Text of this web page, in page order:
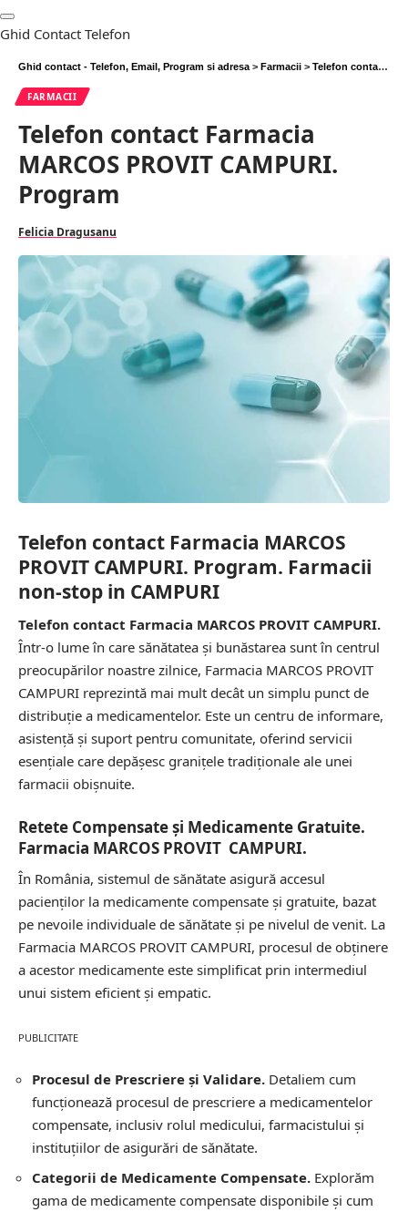
Ghid Contact Telefon
Ghid contact - Telefon, Email, Program si adresa > Farmacii > Telefon contact Farmacia MARCOS PROVIT CAMPURI. Program
FARMACII
Telefon contact Farmacia
MARCOS PROVIT CAMPURI.
Program
Felicia Dragusanu
Telefon contact Farmacia MARCOS
PROVIT CAMPURI. Program. Farmacii
non-stop in CAMPURI
Telefon contact Farmacia MARCOS PROVIT CAMPURI.
Într-o lume în care sănătatea și bunăstarea sunt în centrul
preocupărilor noastre zilnice, Farmacia MARCOS PROVIT
CAMPURI reprezintă mai mult decât un simplu punct de
distribuție a medicamentelor. Este un centru de informare,
asistență și suport pentru comunitate, oferind servicii
esențiale care depășesc granițele tradiționale ale unei
farmacii obișnuite.
Retete Compensate și Medicamente Gratuite.
Farmacia MARCOS PROVIT CAMPURI.
În România, sistemul de sănătate asigură accesul
pacienților la medicamente compensate și gratuite, bazat
pe nevoile individuale de sănătate și pe nivelul de venit. La
Farmacia MARCOS PROVIT CAMPURI, procesul de obținere
a acestor medicamente este simplificat prin intermediul
unui sistem eficient și empatic.
PUBLICITATE
Procesul de Prescriere și Validare. Detaliem cum
funcționează procesul de prescriere a medicamentelor
compensate, inclusiv rolul medicului, farmacistului și
instituțiilor de asigurări de sănătate.
Categorii de Medicamente Compensate. Explorăm
gama de medicamente compensate disponibile și cum